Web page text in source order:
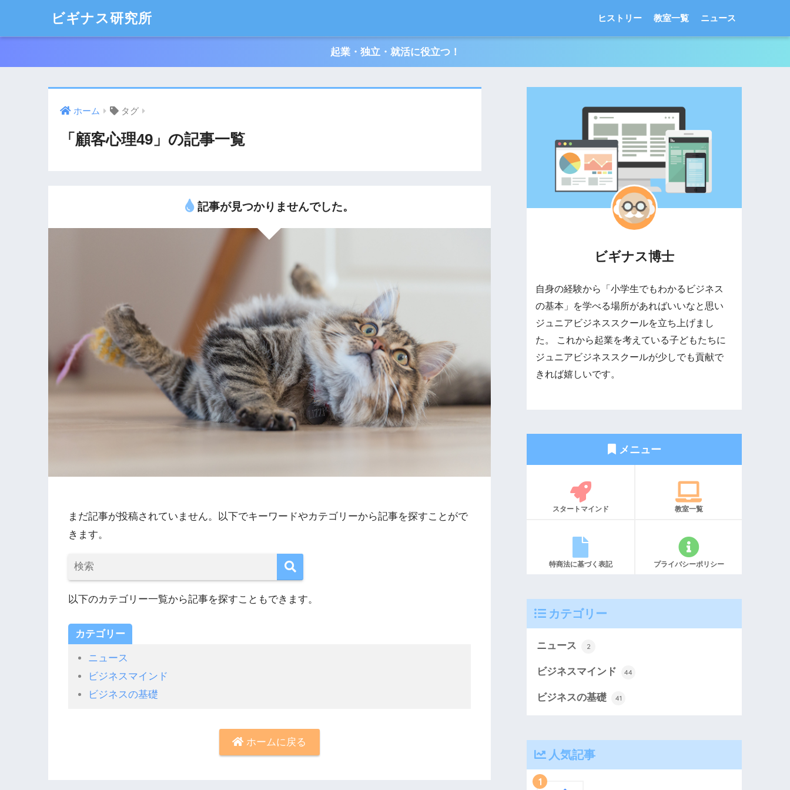
ビギナス研究所 ヒストリー 教室一覧 ニュース
起業・独立・就活に役立つ！
ホーム タグ
「顧客心理49」の記事一覧
記事が見つかりませんでした。
まだ記事が投稿されていません。以下でキーワードやカテゴリーから記事を探すことがで
きます。
以下のカテゴリー一覧から記事を探すこともできます。
カテゴリー
ニュース
ビジネスマインド
ビジネスの基礎
ホームに戻る
ビギナス博士
自身の経験から「小学生でもわかるビジネス
の基本」を学べる場所があればいいなと思い
ジュニアビジネススクールを立ち上げまし
た。 これから起業を考えている子どもたちに
ジュニアビジネススクールが少しでも貢献で
きれば嬉しいです。
メニュー
スタートマインド 教室一覧
特商法に基づく表記 プライバシーポリシー
カテゴリー
ニュース 2
ビジネスマインド 44
ビジネスの基礎 41
人気記事
1